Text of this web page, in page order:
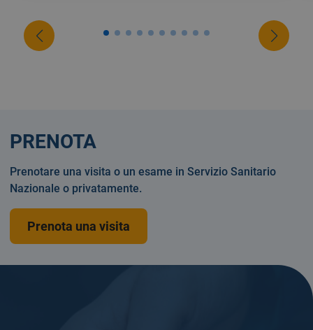
PRENOTA
Prenotare una visita o un esame in Servizio Sanitario
Nazionale o privatamente.
Prenota una visita